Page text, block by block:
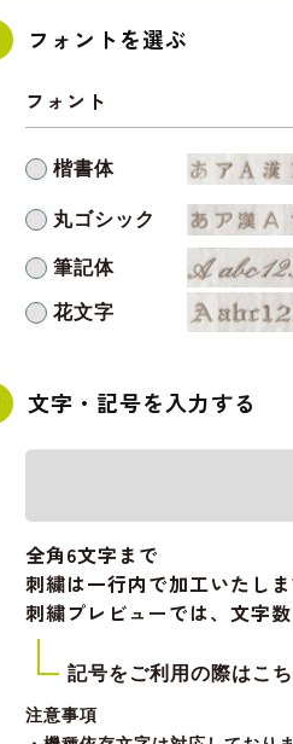
フォントを選ぶ
フォント
楷書体
丸ゴシック
筆記体
花文字
文字・記号を入力する
全角6文字 まで
刺繍は一行内で加工いたしま
刺繍プレビューでは、文字
記号をご利用の際はこ
注意事項